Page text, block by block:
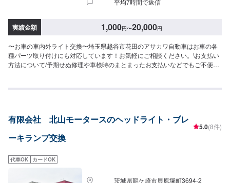
平均7時間で返信
実績金額 1,000円〜20,000円
〜お車の車内外ライト交換〜埼玉県越谷市花田のアサカワ自動車はお車の各
種パーツ取り付けにも対応しています！お気軽にご相談ください。\お支払い
方法について/予期せぬ修理や車検時のまとまったお支払いなどでもご不便の
ります。ご不明点はどうぞご遠慮なくお尋ねください。\パーツ持ち込みにつ
場合によっては対応できかねることもございますので、あらかじめご了承く
ださい。\代車について/作業中は代車をお出しすることも可能ですので、ご希
望の方はお気軽にお申し付けください。※燃料代はお客さま負担となります。
有限会社 北山モータースのヘッドライト・ブレ
ーキランプ交換
5.0(8件)
代車OK カードOK
茨城県龍ケ崎市貝原塚町3694-2